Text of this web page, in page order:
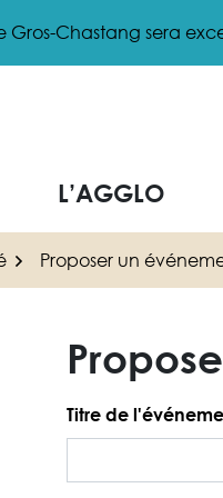
Gros-Chastang sera
L’AGGLO
Proposer un
Ce champ est
Email de l'auteur
Titre de